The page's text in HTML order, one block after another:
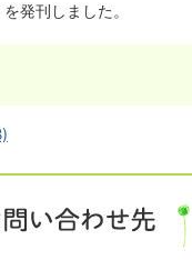
発刊しました。